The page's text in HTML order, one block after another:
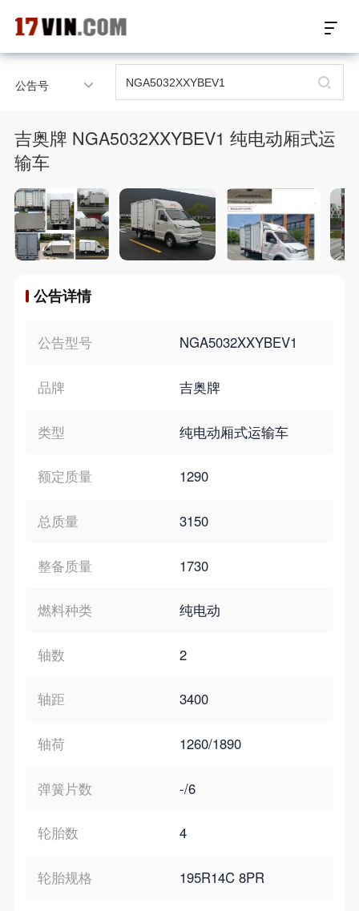
17VIN车架号查询首页
汽配产品车型适配
汽配产品电子目录
关于我们
公告号
吉奥牌 NGA5032XXYBEV1 纯电动厢式运
输车
公告详情
公告型号 NGA5032XXYBEV1
品牌 吉奥牌
类型 纯电动厢式运输车
额定质量 1290
总质量 3150
整备质量 1730
燃料种类 纯电动
轴数 2
轴距 3400
轴荷 1260/1890
弹簧片数 -/6
轮胎数 4
轮胎规格 195R14C 8PR